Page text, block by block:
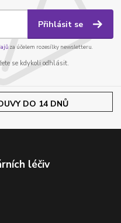
Přihlásit se
za účelem rozesílky newsletteru.
se kdykoli odhlásit.
DO 14 DNŮ
léčiv